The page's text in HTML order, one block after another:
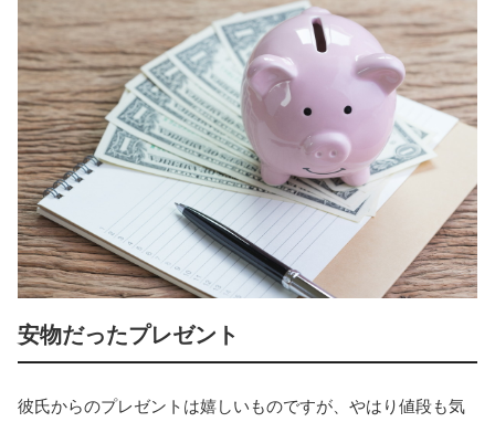
安物だったプレゼント
彼氏からのプレゼントは嬉しいものですが、やはり値段も気